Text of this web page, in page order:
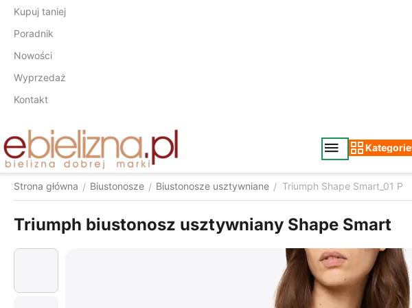
Kupuj taniej
Poradnik
Nowości
Wyprzedaż
Kontakt
Kategorie
Strona główna / Biustonosze / Biustonosze usztywniane / Triumph Shape Smart_01 P
Triumph biustonosz usztywniany Shape Smart